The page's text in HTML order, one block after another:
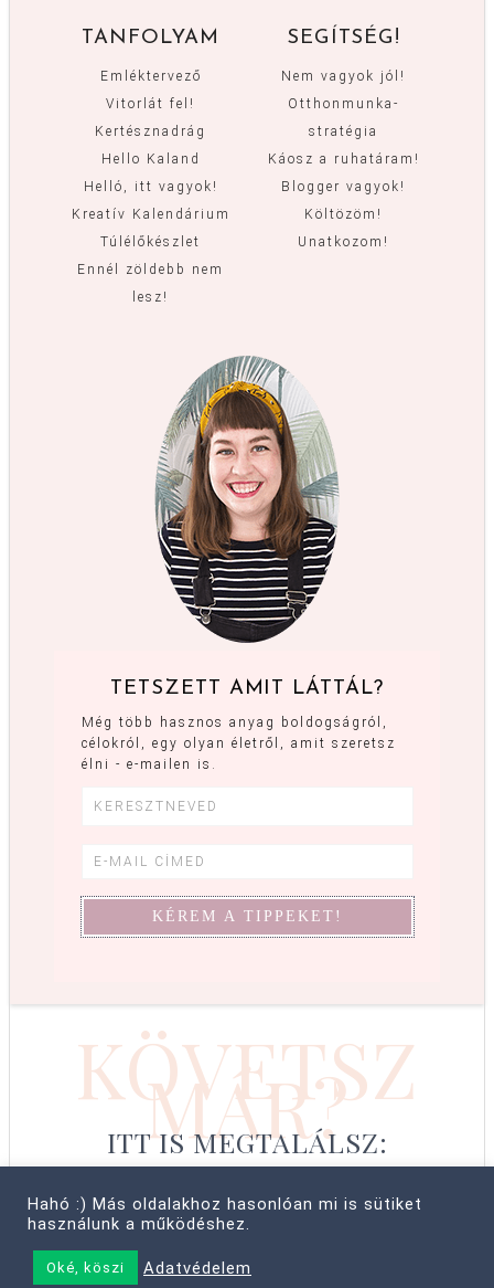
TANFOLYAM
Emléktervező
Vitorlát fel!
Kertésznadrág
Hello Kaland
Helló, itt vagyok!
Kreatív Kalendárium
Túlélőkészlet
Ennél zöldebb nem
lesz!
SEGÍTSÉG!
Nem vagyok jól!
Otthonmunka-
stratégia
Káosz a ruhatáram!
Blogger vagyok!
Költözöm!
Unatkozom!
TETSZETT AMIT LÁTTÁL?
Még több hasznos anyag boldogságról,
célokról, egy olyan életről, amit szeretsz
élni - e-mailen is.
KÖVETSZ
MÁR?
ITT IS MEGTALÁLSZ:
© COPYRIGHT 2008–2026 CABBIT SUPREME LTD, FARKAS LÍVIA
• MINDEN JOG FENNTARTVA! ·
Hahó :) Más oldalakhoz hasonlóan mi is sütiket
használunk a működéshez.
Oké, köszi Adatvédelem